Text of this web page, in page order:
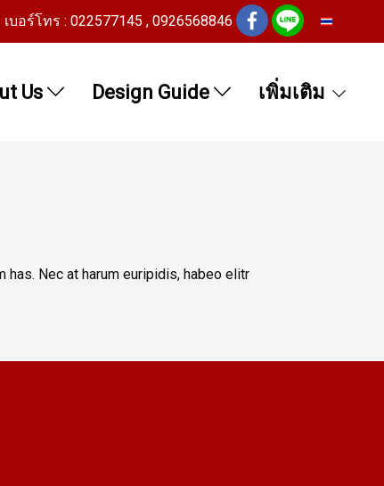
เบอร์โทร : 022577145 , 0926568846
Us Design Guide เพิ่มเติม
Nec at harum euripidis, habeo elitr